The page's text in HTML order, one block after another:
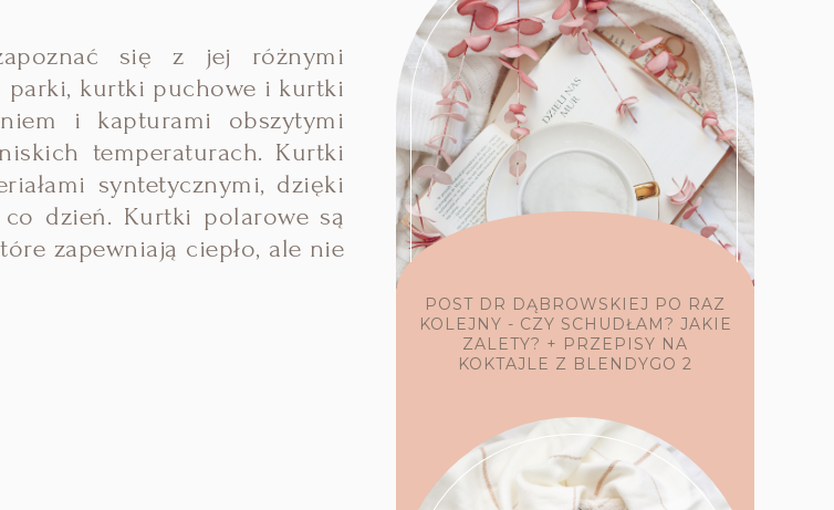
się z jej różnymi
parki, kurtki puchowe i kurtki
i kapturami obszytymi
temperaturach. Kurtki
syntetycznymi, dzięki
dzień. Kurtki polarowe są
zapewniają ciepło, ale nie
POST DR DĄBROWSKIEJ PO RAZ
KOLEJNY - CZY SCHUDŁAM? JAKIE
ZALETY? + PRZEPISY NA
KOKTAJLE Z BLENDYGO 2